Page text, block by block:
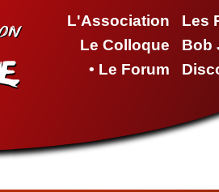
L'Association
Le Colloque
• Le Forum
Les
Bob